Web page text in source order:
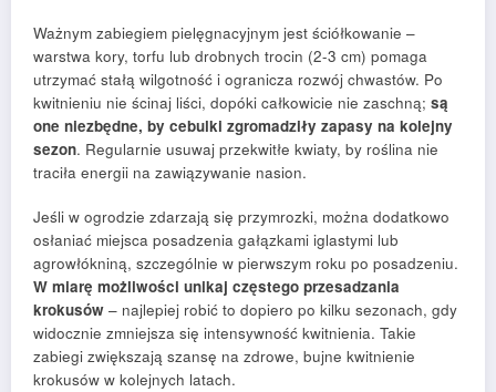
Ważnym zabiegiem pielęgnacyjnym jest ściółkowanie –
warstwa kory, torfu lub drobnych trocin (2-3 cm) pomaga
utrzymać stałą wilgotność i ogranicza rozwój chwastów. Po
kwitnieniu nie ścinaj liści, dopóki całkowicie nie zaschną; są
one niezbędne, by cebulki zgromadziły zapasy na kolejny
sezon. Regularnie usuwaj przekwitłe kwiaty, by roślina nie
traciła energii na zawiązywanie nasion.
Jeśli w ogrodzie zdarzają się przymrozki, można dodatkowo
osłaniać miejsca posadzenia gałązkami iglastymi lub
agrowłókniną, szczególnie w pierwszym roku po posadzeniu.
W miarę możliwości unikaj częstego przesadzania
krokusów – najlepiej robić to dopiero po kilku sezonach, gdy
widocznie zmniejsza się intensywność kwitnienia. Takie
zabiegi zwiększają szansę na zdrowe, bujne kwitnienie
krokusów w kolejnych latach.